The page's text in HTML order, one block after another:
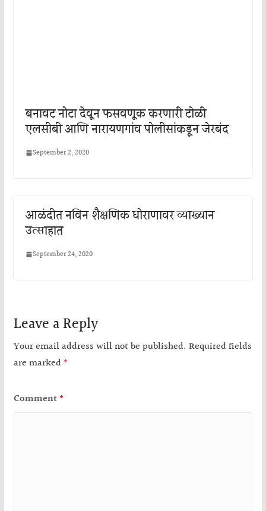
बनावट नोटा देवून फसवणूक करणारी टोळी
एलसीबी आणि नारायणगांव पोलीसांकडून जेरबंद
September 2, 2020
आळंदीत नविन शैक्षणिक धोराणावर व्याख्यान
उत्साहात
September 24, 2020
Leave a Reply
Your email address will not be published. Required fields
are marked *
Comment *